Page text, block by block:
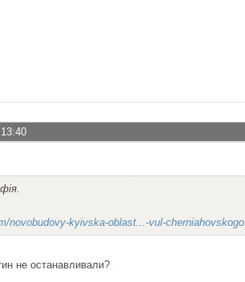
novobudovy-kyivska-oblast...-vul-cherniahovskogo
не останавливали?